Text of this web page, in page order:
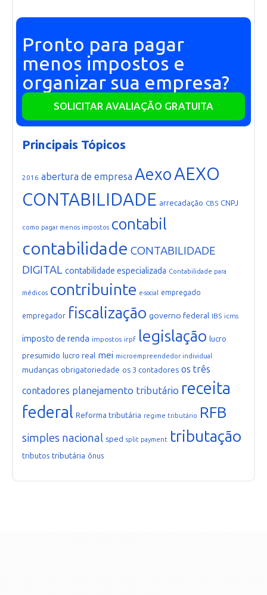
Pronto para pagar
menos impostos e
organizar sua empresa?
SOLICITAR AVALIAÇÃO GRATUITA
Principais Tópicos
2016 abertura de empresa AexoAEXO
CONTABILIDADE arrecadação CBS CNPJ
como pagar menos impostos contabil
contabilidade CONTABILIDADE
DIGITAL contabilidade especializada Contabilidade para
médicos contribuinte e-social empregado
empregador fiscalização governo federal IBS icms
imposto de renda impostos irpf legislação lucro
presumido lucro real mei microempreendedor individual
mudanças obrigatoriedade os 3 contadores os três
contadores planejamento tributário receita
federal Reforma tributária regime tributário RFB
simples nacional sped split payment tributação
tributos tributária ônus